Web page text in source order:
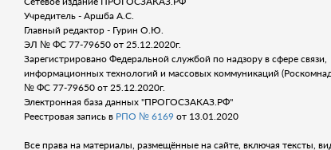
Учредитель - Аршба А.С.
Главный редактор - Гурин О.Ю.
ЭЛ № ФС 77-79650 от 25.12.2020г.
Зарегистрировано Федеральной службой по надзору в сфере связи,
информационных технологий и массовых коммуникаций
№ ФС 77-79650 от 25.12.2020г.
Электронная база данных "ПРОГОСЗАКАЗ.РФ"
Реестровая запись в РПО № 6169 от 13.01.2020
Все права на материалы, размещённые на сайте, включая тексты,